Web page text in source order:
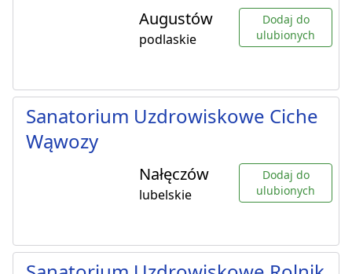
Augustów
podlaskie
Dodaj do
ulubionych
Sanatorium Uzdrowiskowe Ciche
Wąwozy
Nałęczów
lubelskie
Dodaj do
ulubionych